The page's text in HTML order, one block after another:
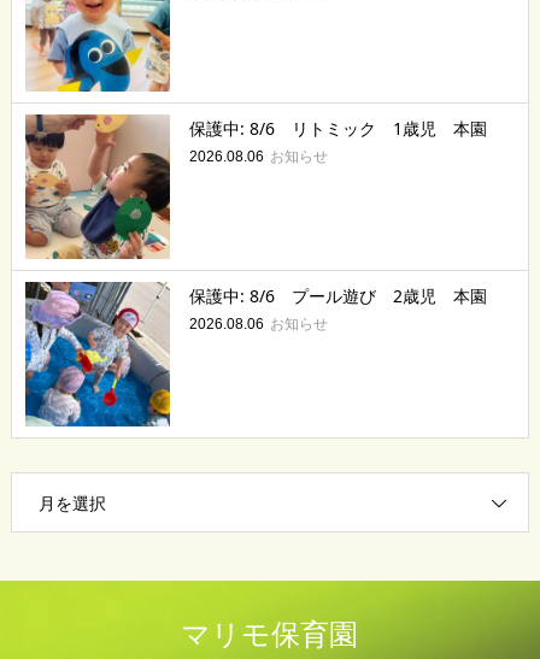
保護中: 8/6 リトミック 1歳児 本園
2026.08.06 お知らせ
保護中: 8/6 プール遊び 2歳児 本園
2026.08.06 お知らせ
月を選択
マリモ保育園